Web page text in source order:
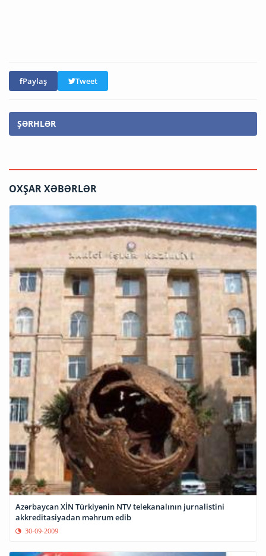
Paylaş Tweet
ŞƏRHLƏR
OXŞAR XƏBƏRLƏR
Azərbaycan XİN Türkiyənin NTV telekanalının jurnalistini
akkreditasiyadan məhrum edib
30-09-2009